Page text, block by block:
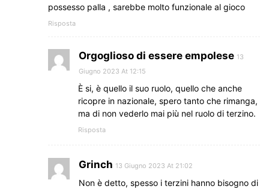
possesso palla , sarebbe molto funzionale al gioco
Risposta
Orgoglioso di essere empolese 13
Giugno 2023 At 12:15
È si, è quello il suo ruolo, quello che anche
ricopre in nazionale, spero tanto che rimanga,
ma di non vederlo mai più nel ruolo di terzino.
Risposta
Grinch 13 Giugno 2023 At 21:02
Non è detto, spesso i terzini hanno bisogno di